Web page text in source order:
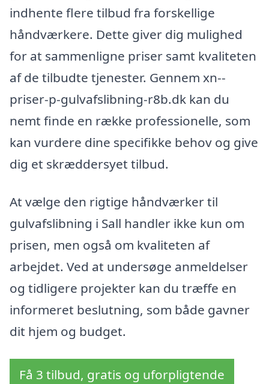
indhente flere tilbud fra forskellige
håndværkere. Dette giver dig mulighed
for at sammenligne priser samt kvaliteten
af de tilbudte tjenester. Gennem xn--
priser-p-gulvafslibning-r8b.dk kan du
nemt finde en række professionelle, som
kan vurdere dine specifikke behov og give
dig et skræddersyet tilbud.
At vælge den rigtige håndværker til
gulvafslibning i Sall handler ikke kun om
prisen, men også om kvaliteten af
arbejdet. Ved at undersøge anmeldelser
og tidligere projekter kan du træffe en
informeret beslutning, som både gavner
dit hjem og budget.
Få 3 tilbud, gratis og uforpligtende